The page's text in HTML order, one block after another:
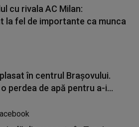
cu rivala AC Milan:
la fel de importante ca munca
în centrul Brașovului.
perdea de apă pentru a-i...